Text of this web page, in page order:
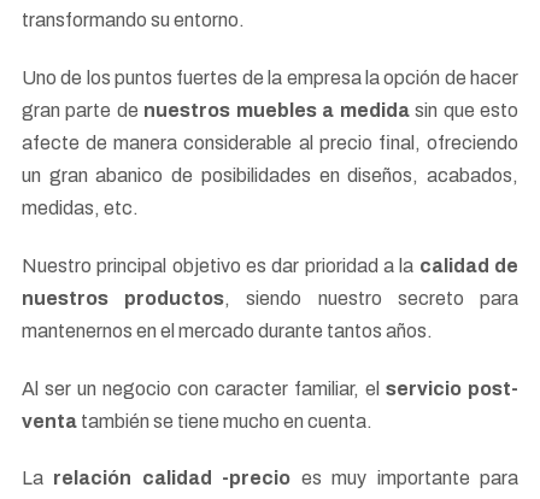
transformando su entorno.
Uno de los puntos fuertes de la empresa la opción de hacer
gran parte de nuestros muebles a medidasin que esto
afecte de manera considerable al precio final, ofreciendo
un gran abanico de posibilidades en diseños, acabados,
medidas, etc.
Nuestro principal objetivo es dar prioridad a la calidad de
nuestros productos, siendo nuestro secreto para
mantenernos en el mercado durante tantos años.
Al ser un negocio con caracter familiar, el servicio post-
venta también se tiene mucho en cuenta.
La relación calidad -precio es muy importante para